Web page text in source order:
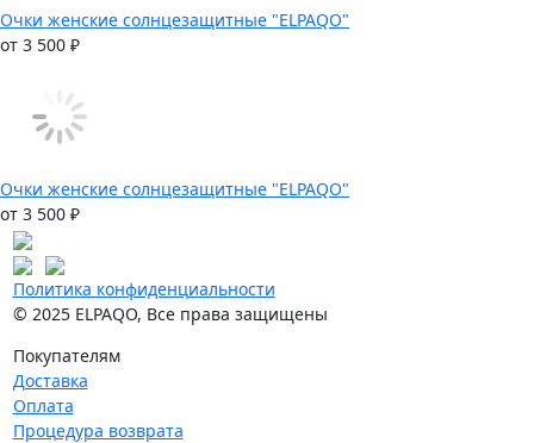
Очки женские солнцезащитные "ELPAQO"
от 3 500 ₽
Очки женские солнцезащитные "ELPAQO"
от 3 500 ₽
Политика конфиденциальности
© 2025 ELPAQO, Все права защищены
Покупателям
Доставка
Оплата
Процедура возврата